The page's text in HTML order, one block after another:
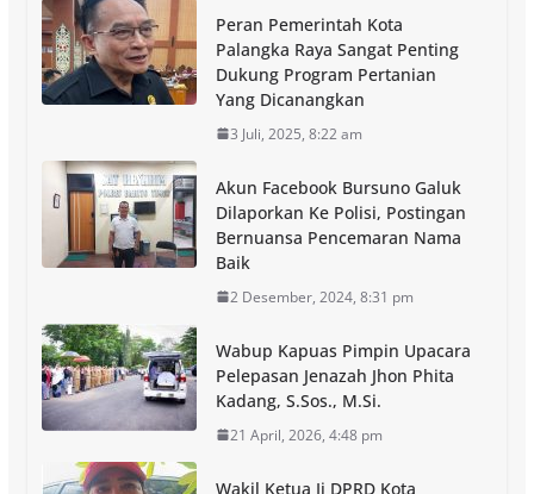
Peran Pemerintah Kota
Palangka Raya Sangat Penting
Dukung Program Pertanian
Yang Dicanangkan
3 Juli, 2025, 8:22 am
Akun Facebook Bursuno Galuk
Dilaporkan Ke Polisi, Postingan
Bernuansa Pencemaran Nama
Baik
2 Desember, 2024, 8:31 pm
Wabup Kapuas Pimpin Upacara
Pelepasan Jenazah Jhon Phita
Kadang, S.Sos., M.Si.
21 April, 2026, 4:48 pm
Wakil Ketua Ii DPRD Kota